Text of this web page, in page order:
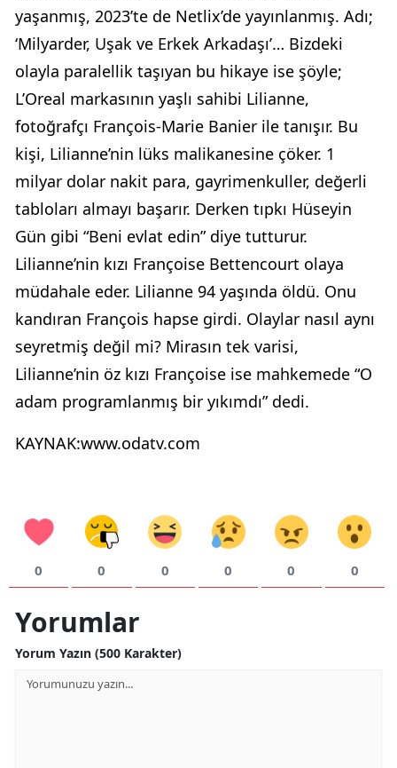
yaşanmış, 2023’te de Netlix’de yayınlanmış. Adı;
‘Milyarder, Uşak ve Erkek Arkadaşı’… Bizdeki
olayla paralellik taşıyan bu hikaye ise şöyle;
L’Oreal markasının yaşlı sahibi Lilianne,
fotoğrafçı François-Marie Banier ile tanışır. Bu
kişi, Lilianne’nin lüks malikanesine çöker. 1
milyar dolar nakit para, gayrimenkuller, değerli
tabloları almayı başarır. Derken tıpkı Hüseyin
Gün gibi “Beni evlat edin” diye tutturur.
Lilianne’nin kızı Françoise Bettencourt olaya
müdahale eder. Lilianne 94 yaşında öldü. Onu
kandıran François hapse girdi. Olaylar nasıl aynı
seyretmiş değil mi? Mirasın tek varisi,
Lilianne’nin öz kızı Françoise ise mahkemede “O
adam programlanmış bir yıkımdı” dedi.
KAYNAK:www.odatv.com
0 0 0 0 0 0
Yorumlar
Yorum Yazın (500 Karakter)